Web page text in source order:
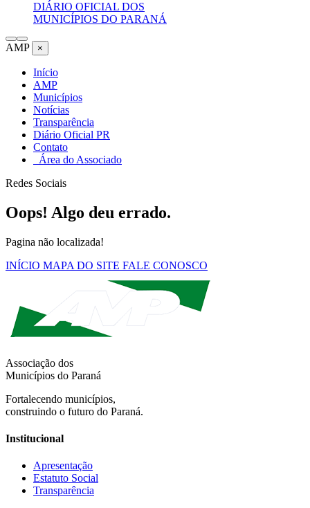
DIÁRIO OFICIAL DOS
MUNICÍPIOS DO PARANÁ
AMP ×
Início
AMP
Municípios
Notícias
Transparência
Diário Oficial PR
Contato
Área do Associado
Redes Sociais
Oops! Algo deu errado.
Pagina não localizada!
INÍCIO MAPA DO SITE FALE CONOSCO
Associação dos
Municípios do Paraná
Fortalecendo municípios,
construindo o futuro do Paraná.
Institucional
Apresentação
Estatuto Social
Transparência